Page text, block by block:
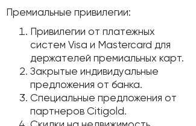
Премиальные привилегии:
Привилегии от платежных
систем Visa и Mastercard для
держателей премиальных карт.
Закрытые индивидуальные
предложения от банка.
Специальные предложения от
партнеров Citigold.